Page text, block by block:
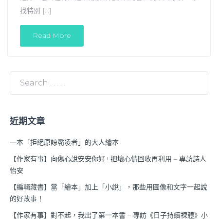
找特別 […]
Read More
近期文章
一本「拒絕原諒霸凌者」的大人繪本
【作家有事】向傷心說安安你好 ! 把壞心情回收再利用 – 專訪詩人
怡安
【編輯藏書】當「繪本」加上「小說」，那些用圖像和文字一起說
的好故事！
【作家有事】對不起，我出了第一本書 – 專訪《日子持續裸體》小